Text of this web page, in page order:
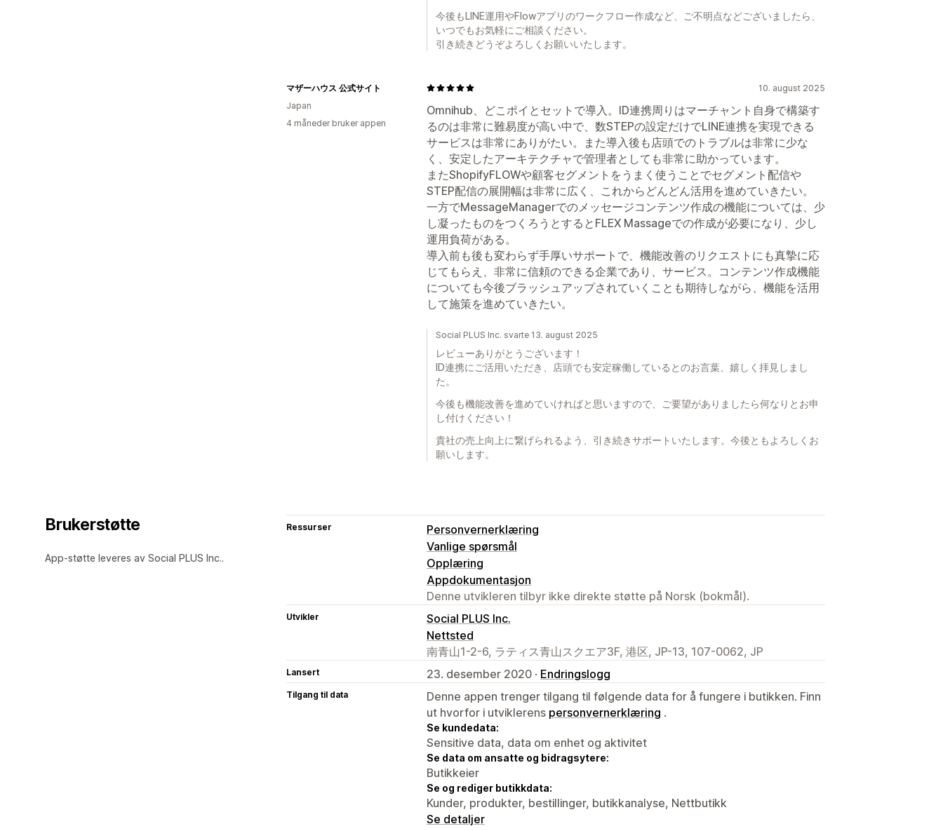
今後もLINE運用やFlowアプリのワークフロー作成など、ご不明点などございましたら、
いつでもお気軽にご相談ください。
引き続きどうぞよろしくお願いいたします。
10. august 2025
Omnihub、どこポイとセットで導入。ID連携周りはマーチャント自身で構築す
るのは非常に難易度が高い中で、数STEPの設定だけでLINE連携を実現できる
サービスは非常にありがたい。また導入後も店頭でのトラブルは非常に少な
く、安定したアーキテクチャで管理者としても非常に助かっています。
またShopifyFLOWや顧客セグメントをうまく使うことでセグメント配信や
STEP配信の展開幅は非常に広く、これからどんどん活用を進めていきたい。
一方でMessageManagerでのメッセージコンテンツ作成の機能については、少
し凝ったものをつくろうとするとFLEX Massageでの作成が必要になり、少し
運用負荷がある。
導入前も後も変わらず手厚いサポートで、機能改善のリクエストにも真摯に応
じてもらえ、非常に信頼のできる企業であり、サービス。コンテンツ作成機能
についても今後ブラッシュアップされていくことも期待しながら、機能を活用
して施策を進めていきたい。
マザーハウス 公式サイト
Japan
4 måneder bruker appen
Social PLUS Inc. svarte 13. august 2025
レビューありがとうございます！
ID連携にご活用いただき、店頭でも安定稼働しているとのお言葉、嬉しく拝見しまし
た。
今後も機能改善を進めていければと思いますので、ご要望がありましたら何なりとお申
し付けください！
貴社の売上向上に繋げられるよう、引き続きサポートいたします。今後ともよろしくお
願いします。
Brukerstøtte
App-støtte leveres av Social PLUS Inc..
Ressurser
Personvernerklæring
Vanlige spørsmål
Opplæring
Appdokumentasjon
Denne utvikleren tilbyr ikke direkte støtte på Norsk (bokmål).
Utvikler
Social PLUS Inc.
Nettsted
南青山1-2-6, ラティス青山スクエア3F, 港区, JP-13, 107-0062, JP
Lansert 23. desember 2020 · Endringslogg
Tilgang til data
Denne appen trenger tilgang til følgende data for å fungere i butikken. Finn
ut hvorfor i utviklerens personvernerklæring .
Se kundedata:
Sensitive data, data om enhet og aktivitet
Se data om ansatte og bidragsytere:
Butikkeier
Se og rediger butikkdata:
Kunder, produkter, bestillinger, butikkanalyse, Nettbutikk
Se detaljer